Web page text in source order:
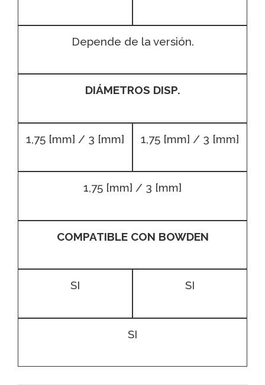
Depende de la versión.
DIÁMETROS DISP.
1,75 [mm] / 3 [mm] 1,75 [mm] / 3 [mm]
1,75 [mm] / 3 [mm]
COMPATIBLE CON BOWDEN
SI SI
SI